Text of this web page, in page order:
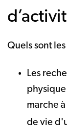
Quels sont
Les
marche
de vie